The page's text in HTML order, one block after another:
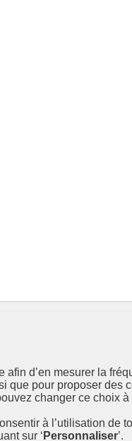
afin d’en mesurer la
que pour proposer des
changer ce choix
à l’utilisation de
sur ‘ Personnaliser’.